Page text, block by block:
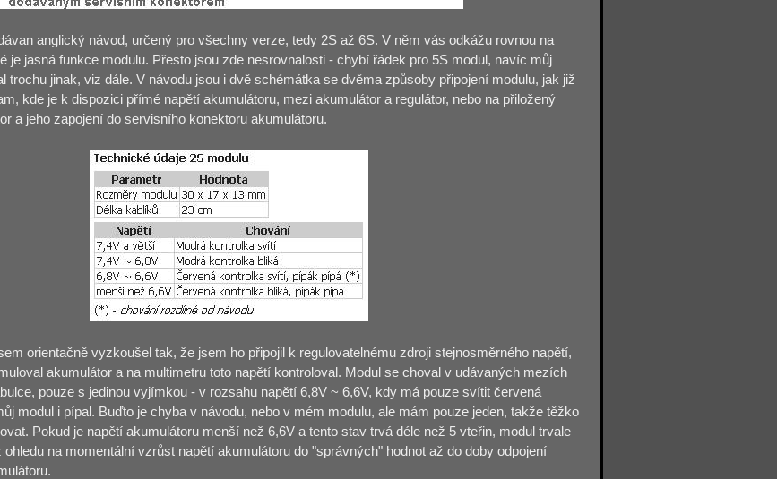
anglický návod, určený pro všechny verze, tedy 2S až 6S. V něm vás odkážu rovnou na
je jasná funkce modulu. Přesto jsou zde nesrovnalosti - chybí řádek pro 5S modul, navíc můj
trochu jinak, viz dále. V návodu jsou i dvě schémátka se dvěma způsoby připojení modulu, jak již
kde je k dispozici přímé napětí akumulátoru, mezi akumulátor a regulátor, nebo na přiložený
a jeho zapojení do servisního konektoru akumulátoru.
orientačně vyzkoušel tak, že jsem ho připojil k regulovatelnému zdroji stejnosměrného napětí,
akumulátor a na multimetru toto napětí kontroloval. Modul se choval v udávaných mezích
pouze s jedinou vyjímkou - v rozsahu napětí 6,8V ~ 6,6V, kdy má pouze svítit červená
modul i pípal. Buďto je chyba v návodu, nebo v mém modulu, ale mám pouze jeden, takže těžko
Pokud je napětí akumulátoru menší než 6,6V a tento stav trvá déle než 5 vteřin, modul trvale
ohledu na momentální vzrůst napětí akumulátoru do "správných" hodnot až do doby odpojení